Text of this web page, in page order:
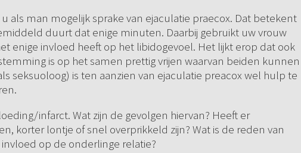
als man mogelijk sprake van ejaculatie praecox. Dat betekent
duurt dat enige minuten. Daarbij gebruikt uw vrouw
enige invloed heeft op het libidogevoel. Het lijkt erop dat ook
is op het samen prettig vrijen waarvan beiden kunnen
seksuoloog) is ten aanzien van ejaculatie preacox wel hulp te
infarct. Wat zijn de gevolgen hiervan? Heeft er
korter lontje of snel overprikkeld zijn? Wat is de reden van
op de onderlinge relatie?